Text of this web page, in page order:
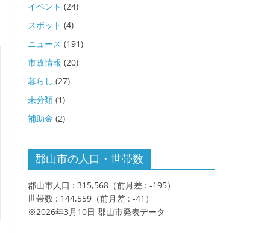
イベント (24)
スポット (4)
ニュース (191)
市政情報 (20)
暮らし (27)
未分類 (1)
補助金 (2)
郡山市の人口・世帯数
郡山市人口 : 315,568（前月差 : -195）
世帯数 : 144,559（前月差 : -41）
※2026年3月10日 郡山市発表データ